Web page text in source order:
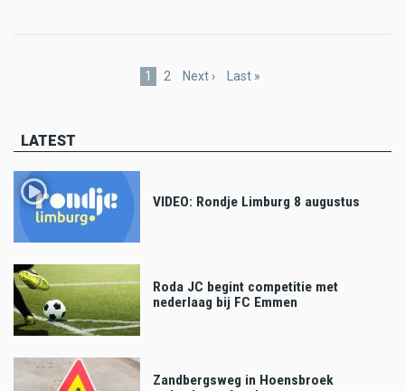
Current
1 Page
2
Next
Next ›
Last
Last »
LATEST
VIDEO: Rondje Limburg 8 augustus
Roda JC begint competitie met
nederlaag bij FC Emmen
Zandbergsweg in Hoensbroek